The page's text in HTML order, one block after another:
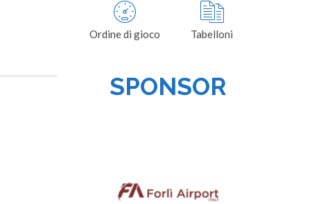
Ordine di gioco Tabelloni
SPONSOR